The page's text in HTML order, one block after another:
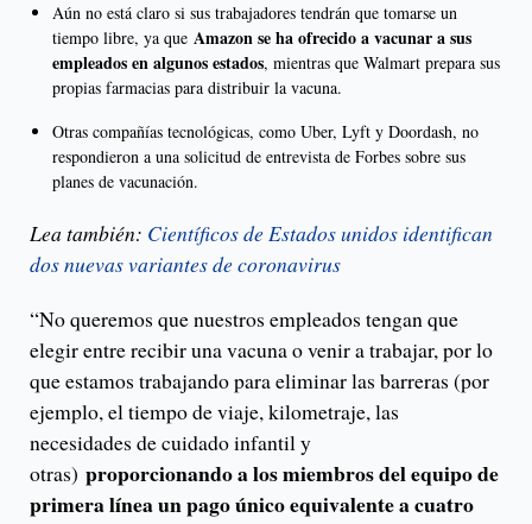
Aún no está claro si sus trabajadores tendrán que tomarse un
tiempo libre, ya que Amazon se ha ofrecido a vacunar a sus
empleados en algunos estados, mientras que Walmart prepara sus
propias farmacias para distribuir la vacuna.
Otras compañías tecnológicas, como Uber, Lyft y Doordash, no
respondieron a una solicitud de entrevista de Forbes sobre sus
planes de vacunación.
Lea también: Científicos de Estados unidos identifican
dos nuevas variantes de coronavirus
“No queremos que nuestros empleados tengan que
elegir entre recibir una vacuna o venir a trabajar, por lo
que estamos trabajando para eliminar las barreras (por
ejemplo, el tiempo de viaje, kilometraje, las
necesidades de cuidado infantil y
otras) proporcionando a los miembros del equipo de
primera línea un pago único equivalente a cuatro